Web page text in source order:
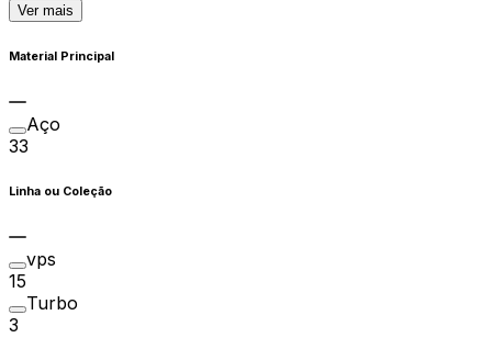
Ver mais
Material Principal
Aço
33
Linha ou Coleção
vps
15
Turbo
3